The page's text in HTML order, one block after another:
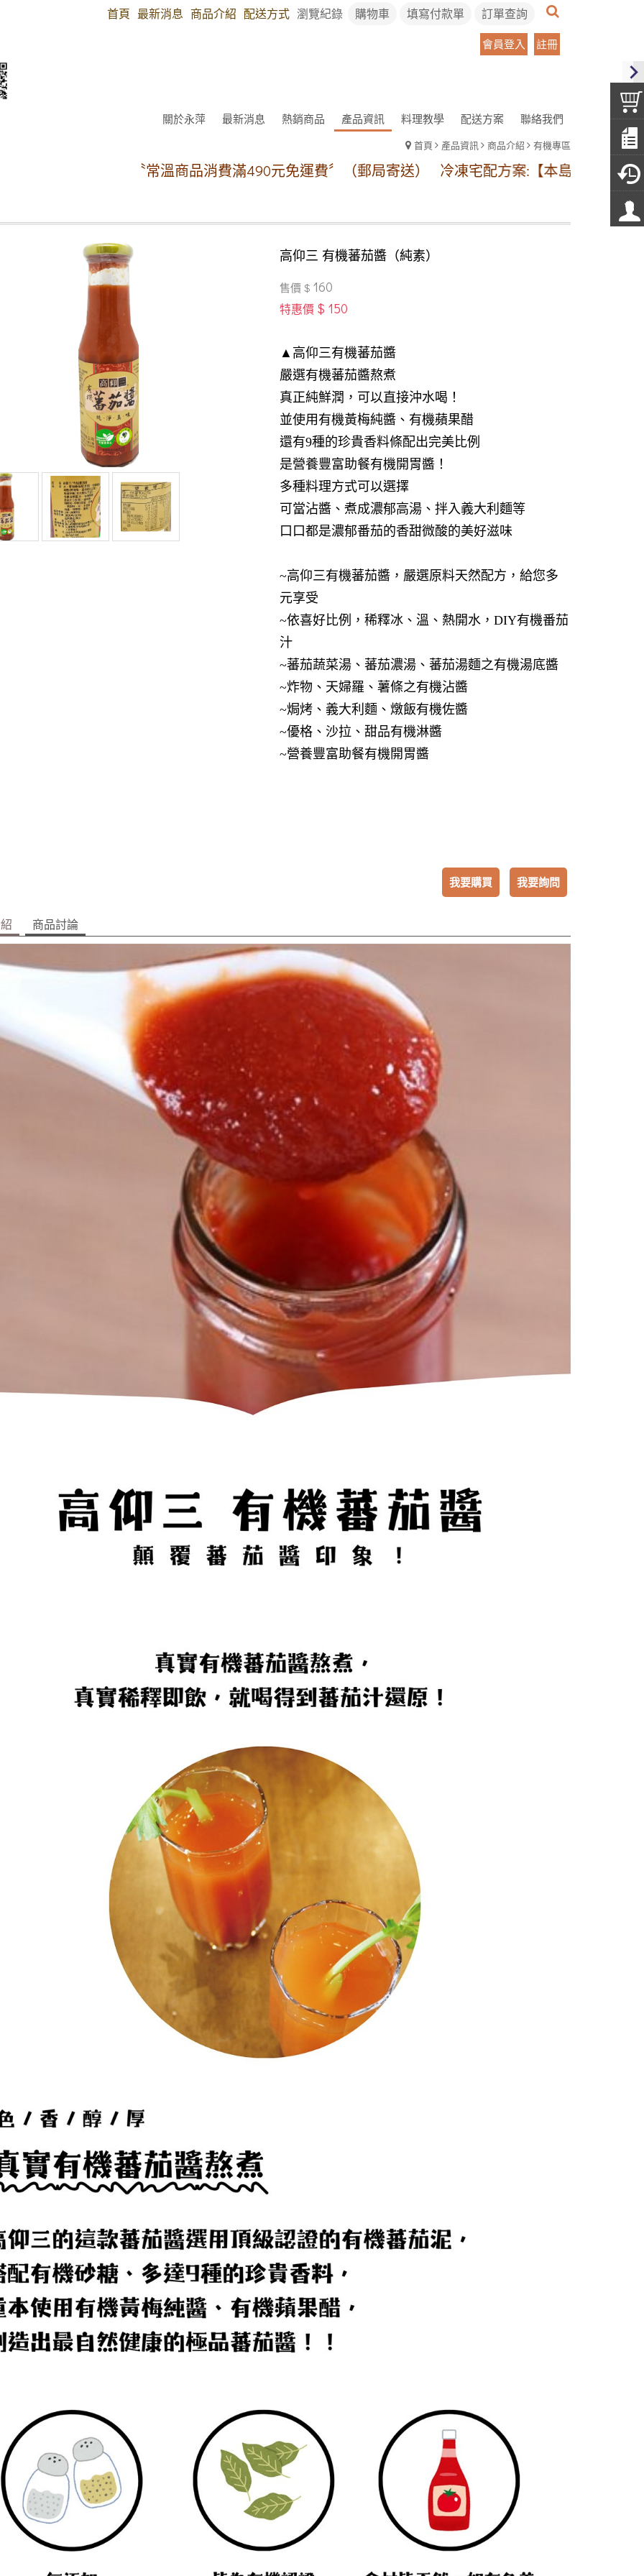
首頁 最新消息 商品介紹 配送方式 瀏覽紀錄 購物車 填寫付款單 訂單查詢
會員登入 註冊
關於永萍 最新消息 熱銷商品 產品資訊 料理教學 配送方案 聯絡我們
首頁 產品資訊 商品介紹 有機專區
〝常溫商品消費滿490元免運費〞（郵局寄送） 冷凍宅配方案:【本島地區】1~11包冷凍
高仰三 有機蕃茄醬（純素）
售價 $160
特惠價 $ 150
▲高仰三有機蕃茄醬
嚴選有機蕃茄醬熬煮
真正純鮮潤，可以直接沖水喝！
並使用有機黃梅純醬、有機蘋果醋
還有9種的珍貴香料條配出完美比例
是營養豐富助餐有機開胃醬！
多種料理方式可以選擇
可當沾醬、煮成濃郁高湯、拌入義大利麵等
口口都是濃郁番茄的香甜微酸的美好滋味
~高仰三有機蕃茄醬，嚴選原料天然配方，給您多
元享受
~依喜好比例，稀釋冰、溫、熱開水，DIY有機番茄
汁
~蕃茄蔬菜湯、蕃茄濃湯、蕃茄湯麵之有機湯底醬
~炸物、天婦羅、薯條之有機沾醬
~焗烤、義大利麵、燉飯有機佐醬
~優格、沙拉、甜品有機淋醬
~營養豐富助餐有機開胃醬
我要購買 我要詢問
商品討論